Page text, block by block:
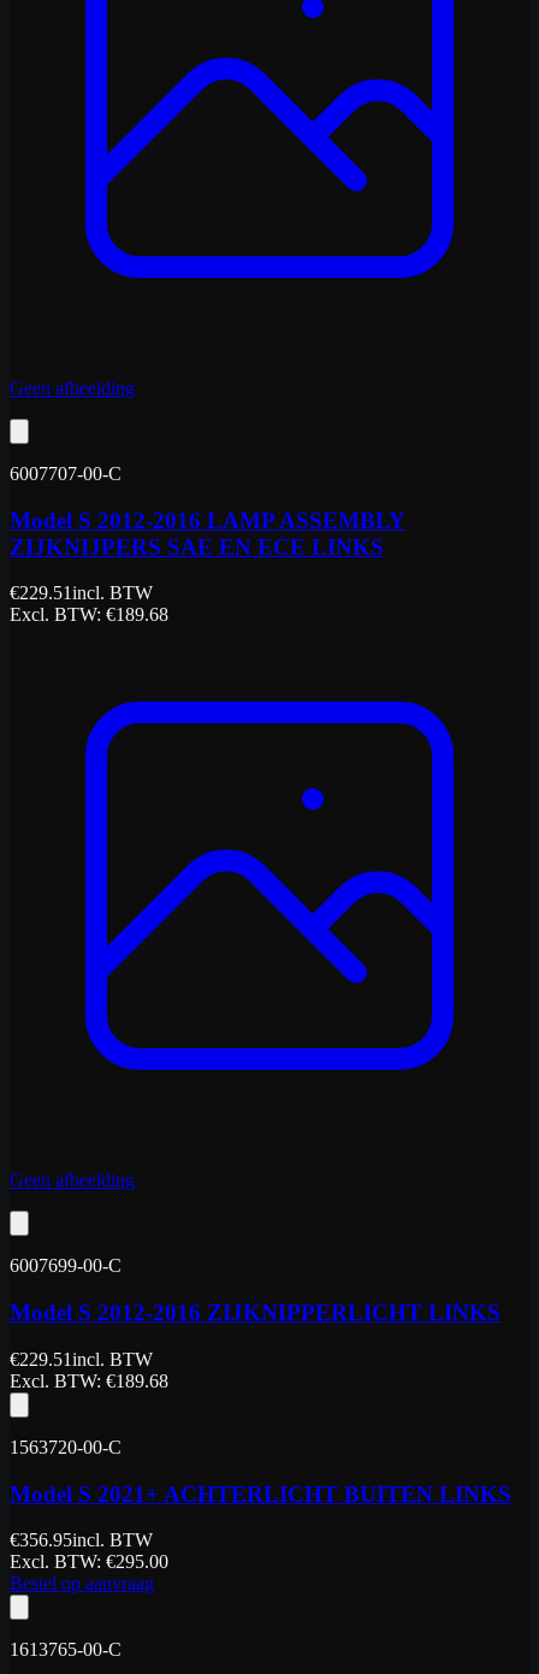
Geen afbeelding
6007707-00-C
Model S 2012-2016 LAMP ASSEMBLY
ZIJKNIJPERS SAE EN ECE LINKS
€229.51incl. BTW
Excl. BTW: €189.68
Geen afbeelding
6007699-00-C
Model S 2012-2016 ZIJKNIPPERLICHT LINKS
€229.51incl. BTW
Excl. BTW: €189.68
1563720-00-C
Model S 2021+ ACHTERLICHT BUITEN LINKS
€356.95incl. BTW
Excl. BTW: €295.00
Bestel op aanvraag
1613765-00-C